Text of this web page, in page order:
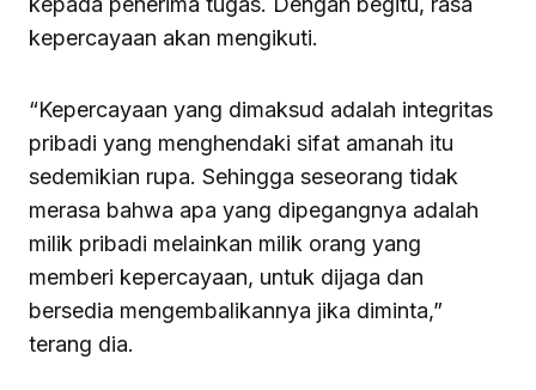
kepercayaan akan mengikuti.
“Kepercayaan yang dimaksud adalah integritas
pribadi yang menghendaki sifat amanah itu
sedemikian rupa. Sehingga seseorang tidak
merasa bahwa apa yang dipegangnya adalah
milik pribadi melainkan milik orang yang
memberi kepercayaan, untuk dijaga dan
bersedia mengembalikannya jika diminta,”
terang dia.